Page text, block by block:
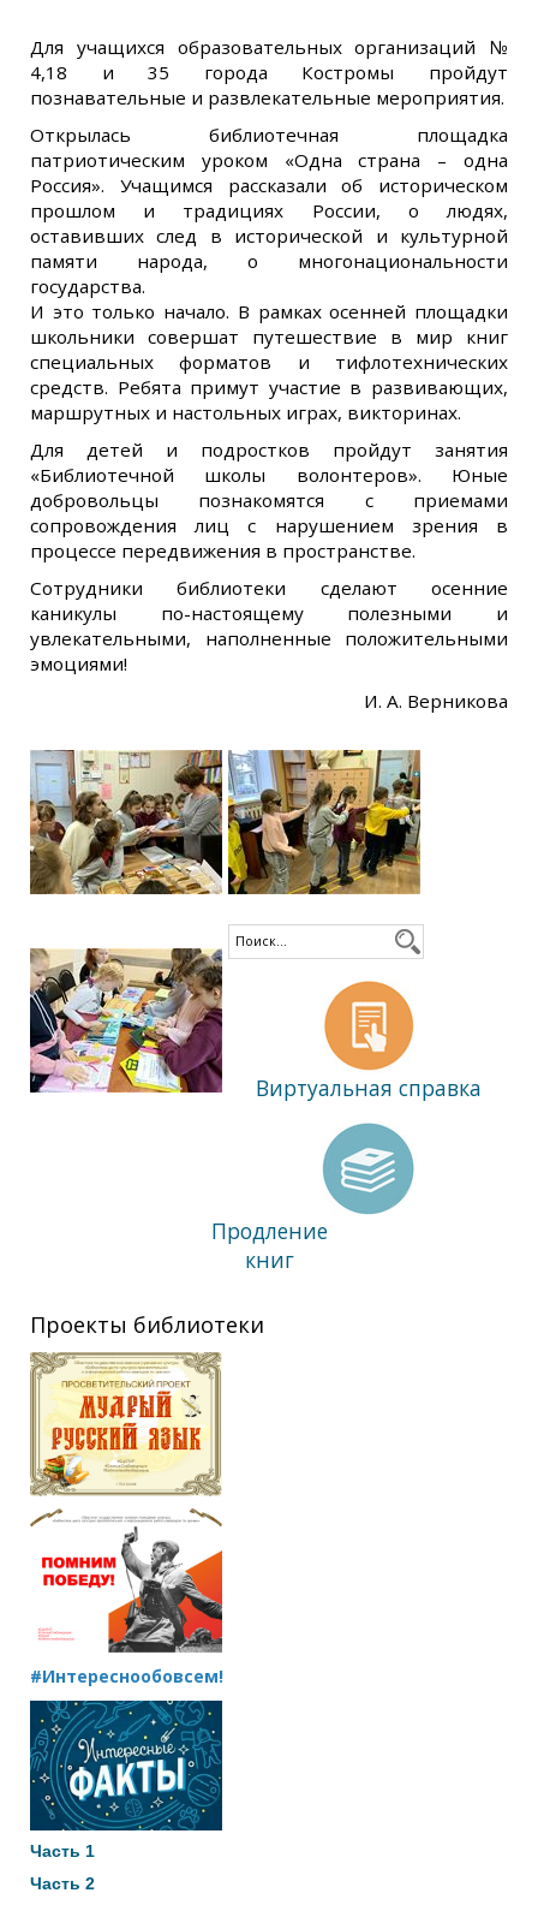
Для учащихся образовательных организаций №
4,18 и 35 города Костромы пройдут
познавательные и развлекательные мероприятия.
Открылась библиотечная площадка
патриотическим уроком «Одна страна – одна
Россия». Учащимся рассказали об историческом
прошлом и традициях России, о людях,
оставивших след в исторической и культурной
памяти народа, о многонациональности
государства.
И это только начало. В рамках осенней площадки
школьники совершат путешествие в мир книг
специальных форматов и тифлотехнических
средств. Ребята примут участие в развивающих,
маршрутных и настольных играх, викторинах.
Для детей и подростков пройдут занятия
«Библиотечной школы волонтеров». Юные
добровольцы познакомятся с приемами
сопровождения лиц с нарушением зрения в
процессе передвижения в пространстве.
Сотрудники библиотеки сделают осенние
каникулы по-настоящему полезными и
увлекательными, наполненные положительными
эмоциями!
И. А. Верникова
Виртуальная справка
Продление
книг
Проекты библиотеки
#Интереснообовсем!
Часть 1
Часть 2